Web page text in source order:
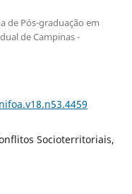
de Pós-graduação em
de Campinas -
Socioterritoriais,